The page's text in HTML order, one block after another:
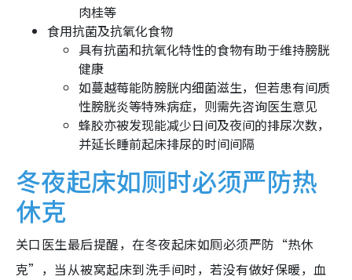
肉桂等
食用抗菌及抗氧化食物
具有抗菌和抗氧化特性的食物有助于维持膀胱
健康
如蔓越莓能防膀胱内细菌滋生，但若患有间质
性膀胱炎等特殊病症，则需先咨询医生意见
蜂胶亦被发现能减少日间及夜间的排尿次数，
并延长睡前起床排尿的时间间隔
冬夜起床如厕时必须严防热
休克
关口医生最后提醒，在冬夜起床如厕必须严防“热休
克”，当从被窝起床到洗手间时，若没有做好保暖，血